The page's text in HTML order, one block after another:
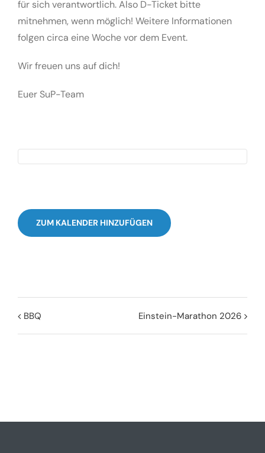
für sich verantwortlich. Also D-Ticket bitte
mitnehmen, wenn möglich! Weitere Informationen
folgen circa eine Woche vor dem Event.
Wir freuen uns auf dich!
Euer SuP-Team
ZUM KALENDER HINZUFÜGEN
BBQ Einstein-Marathon 2026